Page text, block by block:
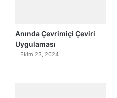
Anında Çevrimiçi Çeviri
Uygulaması
Ekim 23, 2024